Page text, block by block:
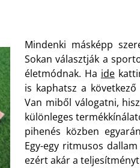
Mindenki másképp
Sokan választják a
életmódnak. Ha ide
is kaphatsz a
Van miből válogatni,
különleges
pihenés közben
Egy-egy ritmusos
ezért akár a